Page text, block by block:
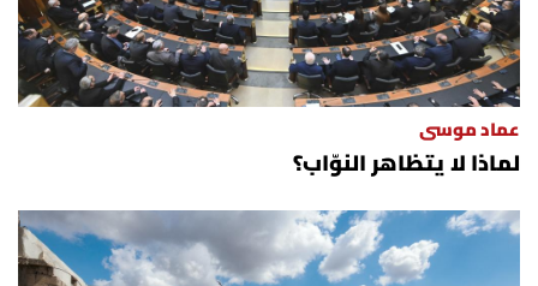
عماد موسى
لماذا لا يتظاهر النوّاب؟